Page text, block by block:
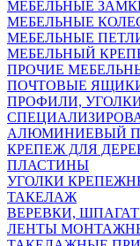
МЕБЕЛЬНЫЕ
МЕБЕЛЬНЫЕ
МЕБЕЛЬНЫЕ
МЕБЕЛЬНЫЙ
ПРОЧИЕ
ПОЧТОВЫЕ
ПРОФИЛИ,
АЛЮМИНИЕВЫЙ
КРЕПЕЖ ДЛЯ
ПЛАСТИНЫ
УГОЛКИ
ТАКЕЛАЖ
ВЕРЕВКИ,
ЛЕНТЫ